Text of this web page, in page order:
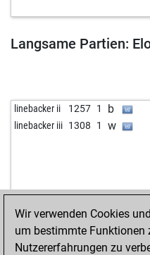
Langsame Partien:
linebacker ii 1257 1 b
linebacker iii 1308 1 w
Wir verwenden Cookies
um bestimmte Funktionen
Nutzererfahrungen zu